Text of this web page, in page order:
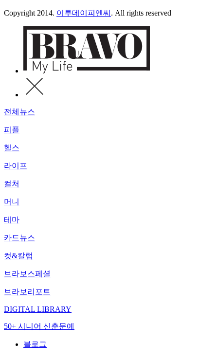
Copyright 2014. 이투데이피엔씨 . All rights reserved
전체뉴스
피플
헬스
라이프
컬처
머니
테마
카드뉴스
컷&칼럼
브라보스페셜
브라보리포트
DIGITAL LIBRARY
50+ 시니어 신춘문예
블로그